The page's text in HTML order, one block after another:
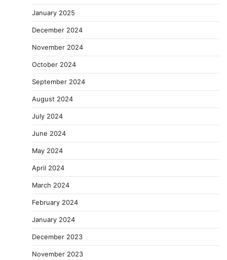
January 2025
December 2024
November 2024
October 2024
September 2024
August 2024
July 2024
June 2024
May 2024
April 2024
March 2024
February 2024
January 2024
December 2023
November 2023